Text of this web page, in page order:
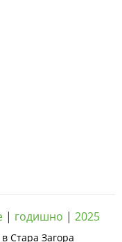
| годишно | 2025
Стара Загора